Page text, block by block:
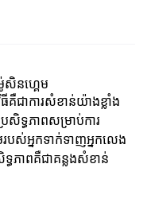
សិនហ្គេម
គឺជាការសំខាន់យ៉ាងខ្លាំង
សិទ្ធភាពសម្រាប់ការ
របស់អ្នកទាក់ទាញអ្នកលេង
ទ្ធភាពគឺជាគន្លងសំខាន់